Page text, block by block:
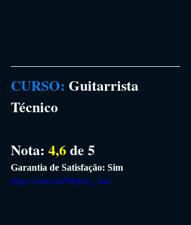
CURSO: Guitarrista
Técnico
Nota: 4,6 de 5
Garantia de Satisfação: Sim
https://youtu.be/BfojcLy_3mc